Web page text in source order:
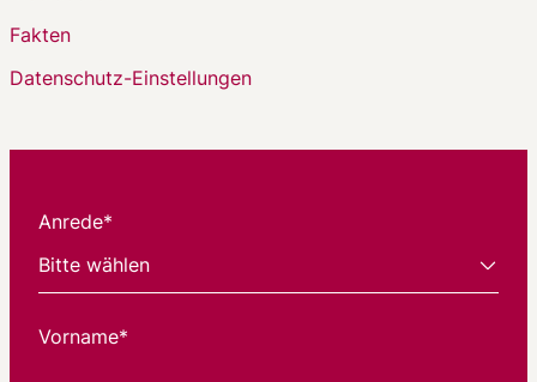
Fakten
Datenschutz-Einstellungen
Anrede*
Vorname*